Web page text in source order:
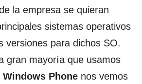
la empresa se quieran
sistemas operativos
versiones para dichos SO.
gran mayoría que usamos
Phone nos vemos